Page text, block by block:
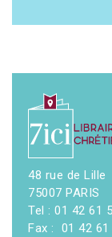
48 rue de Lille
75007 PARIS
Tel : 01 42 61
Fax : 01 42 61